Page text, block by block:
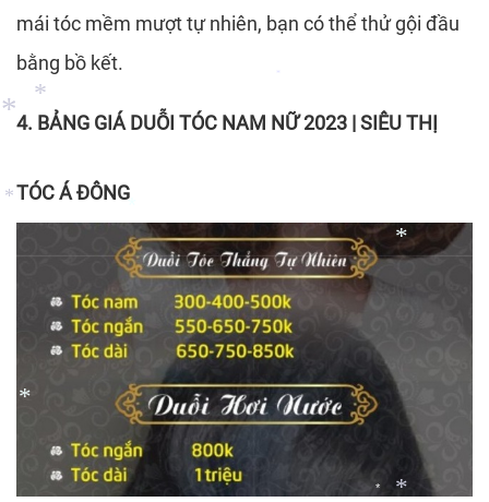
*
*
*
*
*
mái tóc mềm mượt tự nhiên, bạn có thể thử gội đầu
bằng bồ kết.
4. BẢNG GIÁ DUỖI TÓC NAM NỮ 2023 | SIÊU THỊ
TÓC Á ĐÔNG